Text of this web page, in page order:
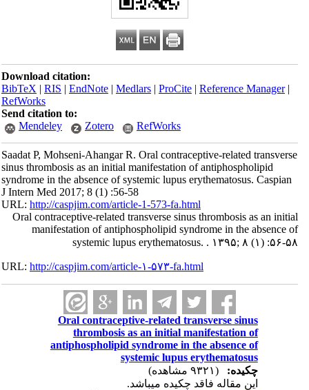
Download citation:
BibTeX|RIS|EndNote|Medlars|ProCite|Reference Manager
RefWorks
Send citation to:
Mendeley
Zotero RefWorks
Saadat P, Mohseni-Ahangar R. Oral contraceptive-related transverse
sinus thrombosis as an initial manifestation of antiphospholipid
syndrome in the absence of systemic lupus erythematosus. Caspian
J Intern Med 2017; 8 (1) :56-58
URL:http://caspjim.com/article-1-573-fa.html
Oral contraceptive-related transverse sinus thrombosis as an initial
manifestation of antiphospholipid syndrome in the absence of
systemic lupus erythematosus. . ۱۳۹۵; ۸ (۱) :۵۶-۵۸
URL:http://caspjim.com/article-۱-۵۷۳-fa.html
Oral contraceptive-related transverse sinus
thrombosis as an initial manifestation of
antiphospholipid syndrome in the absence of
systemic lupus erythematosus
چکیده:
این مقاله فاقد چکیده می​باشد.